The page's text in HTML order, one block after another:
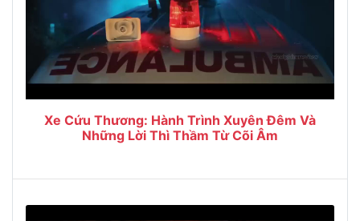
Xe Cứu Thương: Hành Trình Xuyên Đêm Và
Những Lời Thì Thầm Từ Cõi Âm